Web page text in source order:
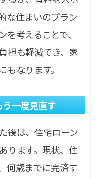
な住まいのプラン
考えることで、
担も軽減でき、家
なります。
う一度見直す
後は、住宅ローン
ります。現状、住
何歳までに完済す